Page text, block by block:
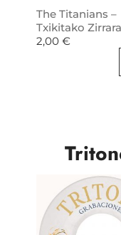
The Titanians –
Txikitako Zirrara
2,00 €